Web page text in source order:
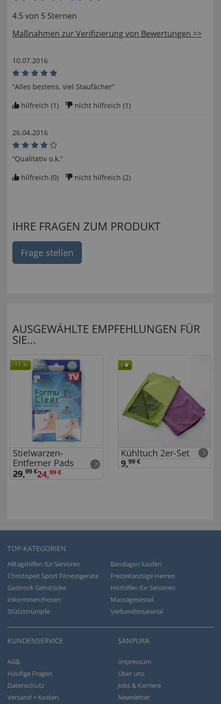
4.5 von 5 Sternen
Maßnahmen zur Verifizierung von Bewertungen >>
10.07.2016
“Alles bestens, viel Staufächer”
hilfreich (1) nicht hilfreich (1)
26.04.2016
“Qualitativ o.k.”
hilfreich (0) nicht hilfreich (2)
IHRE FRAGEN ZUM PRODUKT
Frage stellen
AUSGEWÄHLTE EMPFEHLUNGEN FÜR
SIE...
-17 %
Stielwarzen-
Entferner Pads
29,99 €24,99 €
5
Kühltuch 2er-Set
9,99 €
TOP-KATEGORIEN
Alltagshilfen für Senioren
Bandagen kaufen
Christopeit Sport Fitnessgeräte
Freizeitanzüge Herren
Gastrock Gehstöcke
Hörhilfen für Senioren
Inkontinenzhosen
Massagesessel
Stützstrümpfe
Verbandsmaterial
KUNDENSERVICE
AGB
Häufige Fragen
Datenschutz
Versand + Kosten
SANPURA
Impressum
Über uns
Jobs & Karriere
Newsletter